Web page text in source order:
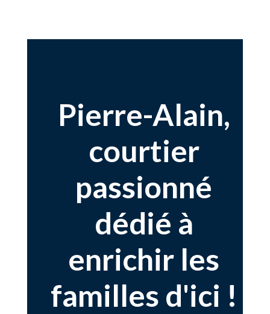
Pierre-Alain,
courtier
passionné
dédié à
enrichir les
familles d'ici !